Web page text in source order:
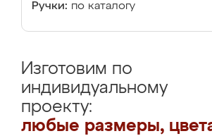
Ручки: по каталогу
Изготовим по
индивидуальному
проекту:
любые размеры,